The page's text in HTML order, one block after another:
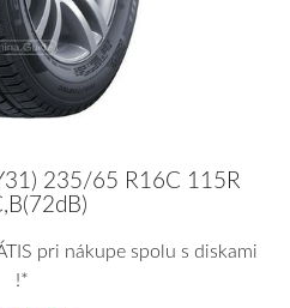
235/65 R16C 115R
pri nákupe spolu s diskami
!*